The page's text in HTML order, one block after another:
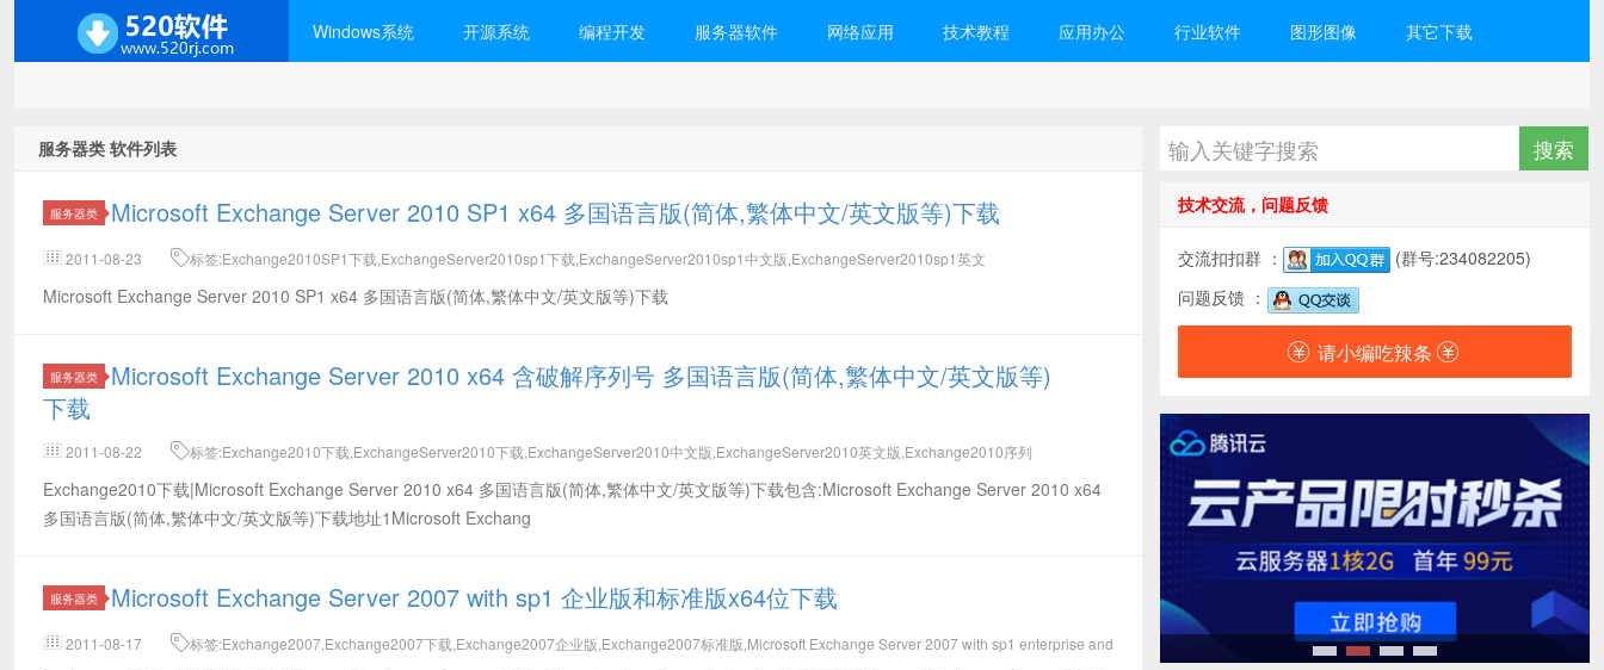
Windows系统 开源系统 编程开发 服务器软件 网络应用 技术教程 应用办公 行业软件 图形图像 其它下载
服务器类 软件列表
服务器类 Microsoft Exchange Server 2010 SP1 x64 多国语言版(简体,繁体中文/英文版等)下载
2011-08-23
标签:Exchange2010SP1下载,ExchangeServer2010sp1下载,ExchangeServer2010sp1中文版,ExchangeServer2010sp1英文
Microsoft Exchange Server 2010 SP1 x64 多国语言版(简体,繁体中文/英文版等)下载
服务器类
Microsoft Exchange Server 2010 x64 含破解序列号 多国语言版(简体,繁体中文/英文版等)
下载
2011-08-22
标签:Exchange2010下载,ExchangeServer2010下载,ExchangeServer2010中文版,ExchangeServer2010英文版,Exchange2010序列
Exchange2010下载|Microsoft Exchange Server 2010 x64 多国语言版(简体,繁体中文/英文版等)下载包含:Microsoft Exchange Server 2010 x64
多国语言版(简体,繁体中文/英文版等)下载地址1Microsoft Exchang
服务器类 Microsoft Exchange Server 2007 with sp1 企业版和标准版x64位下载
2011-08-17
标签:Exchange2007,Exchange2007下载,Exchange2007企业版,Exchange2007标准版,Microsoft Exchange Server 2007 with sp1 enterprise and
技术交流，问题反馈
交流扣扣群 ：
(群号:234082205)
问题反馈 ：
请小编吃辣条